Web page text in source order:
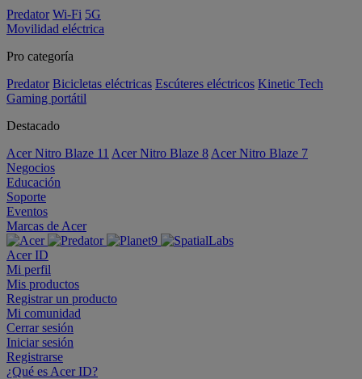
Predator Wi-Fi 5G
Movilidad eléctrica
Pro categoría
Predator Bicicletas eléctricas Escúteres eléctricos Kinetic Tech
Gaming portátil
Destacado
Acer Nitro Blaze 11 Acer Nitro Blaze 8 Acer Nitro Blaze 7
Negocios
Educación
Soporte
Eventos
Marcas de Acer
Acer ID
Mi perfil
Mis productos
Registrar un producto
Mi comunidad
Cerrar sesión
Iniciar sesión
Registrarse
¿Qué es Acer ID?